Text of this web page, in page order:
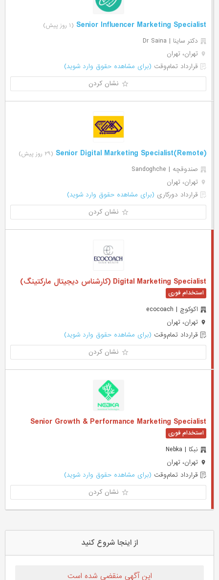
Senior Influencer Marketing Specialist (۱ روز پیش)
دکتر ساینا | Dr Saina
تهران، تهران
قرارداد تمام‌وقت (برای مشاهده حقوق وارد شوید)
نشان کردن
(Remote)Senior Digital Marketing Specialist (۲۹ روز پیش)
صندوقچه | Sandoghche
تهران، تهران
قرارداد دورکاری (برای مشاهده حقوق وارد شوید)
نشان کردن
Digital Marketing Specialist (کارشناس دیجیتال مارکتینگ)
اکوکوچ | ecocoach
تهران، تهران
قرارداد تمام‌وقت (برای مشاهده حقوق وارد شوید)
نشان کردن
Senior Growth & Performance Marketing Specialist
نبکا | Nebka
تهران، تهران
قرارداد تمام‌وقت (برای مشاهده حقوق وارد شوید)
نشان کردن
از اینجا شروع کنید
این آگهی منقضی شده است